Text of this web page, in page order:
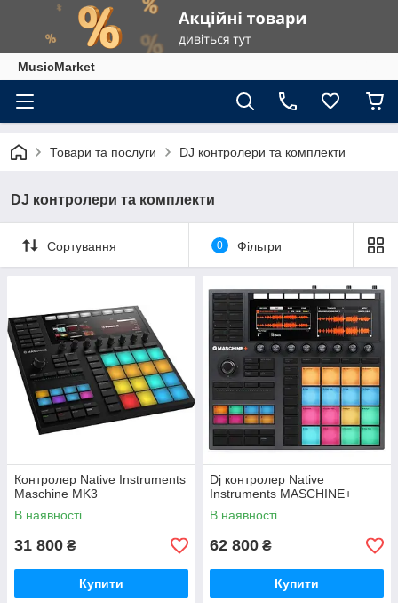
MusicMarket
Товари та послуги DJ контролери та комплекти
DJ контролери та комплекти
Сортування 0 Фільтри
Контролер Native Instruments
Maschine MK3
В наявності
31 800 ₴
Купити
Dj контролер Native
Instruments MASCHINE+
В наявності
62 800 ₴
Купити